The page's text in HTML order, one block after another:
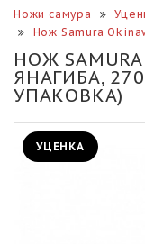
Ножи самура
Нож Samura
НОЖ SAMURA
ЯНАГИБА,
УПАКОВКА)
УЦЕНКА